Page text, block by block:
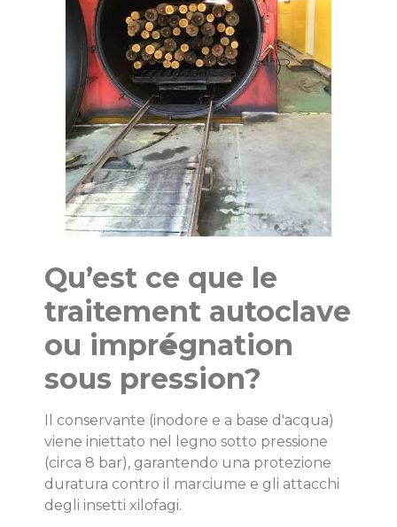
Qu’est ce que le
traitement autoclave
ou imprégnation
sous pression?
Il conservante (inodore e a base d'acqua)
viene iniettato nel legno sotto pressione
(circa 8 bar), garantendo una protezione
duratura contro il marciume e gli attacchi
degli insetti xilofagi.